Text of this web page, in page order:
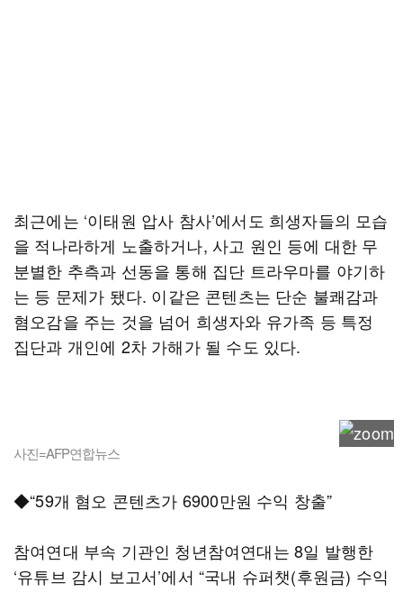
최근에는 ‘이태원 압사 참사’에서도 희생자들의 모습
을 적나라하게 노출하거나, 사고 원인 등에 대한 무
분별한 추측과 선동을 통해 집단 트라우마를 야기하
는 등 문제가 됐다. 이같은 콘텐츠는 단순 불쾌감과
혐오감을 주는 것을 넘어 희생자와 유가족 등 특정
집단과 개인에 2차 가해가 될 수도 있다.
사진=AFP연합뉴스
◆“59개 혐오 콘텐츠가 6900만원 수익 창출”
참여연대 부속 기관인 청년참여연대는 8일 발행한
‘유튜브 감시 보고서’에서 “국내 슈퍼챗(후원금) 수익